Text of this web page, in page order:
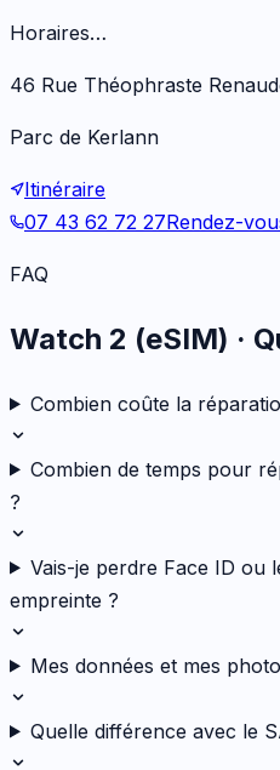
Horaires…
46 Rue Théophraste
Parc de Kerlann
Itinéraire
07 43 62 72 27Rendez-
FAQ
Watch 2 (eSIM) ·
Combien coûte la
Combien de temps pour
?
Vais-je perdre Face ID ou
empreinte ?
Mes données et mes
Quelle différence avec le